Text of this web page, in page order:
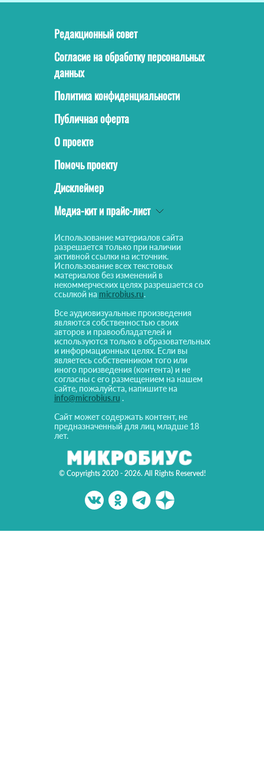
© Copyrights 2020 - 2026. All Rights Reserved!
Редакционный совет
Согласие на обработку персональных
данных
Политика конфиденциальности
Публичная оферта
О проекте
Помочь проекту
Дисклеймер
Медиа-кит и прайс-лист
Использование материалов сайта
разрешается только при наличии
активной ссылки на источник.
Использование всех текстовых
материалов без изменений в
некоммерческих целях разрешается со
ссылкой на microbius.ru.
Все аудиовизуальные произведения
являются собственностью своих
авторов и правообладателей и
используются только в образовательных
и информационных целях. Если вы
являетесь собственником того или
иного произведения (контента) и не
согласны с его размещением на нашем
сайте, пожалуйста, напишите на
info@microbius.ru .
Сайт может содержать контент, не
предназначенный для лиц младше 18
лет.